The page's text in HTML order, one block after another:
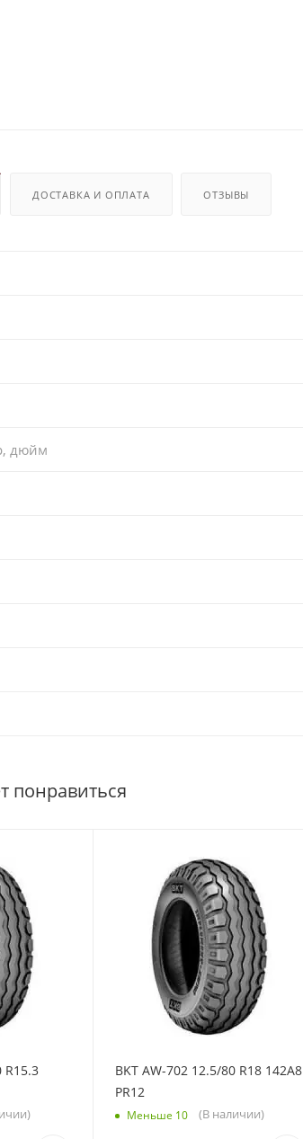
ДОСТАВКА И ОПЛАТА ОТЗЫВЫ
дюйм
понравиться
R15.3
BKT AW-702 12.5/80 R18 142A8
PR12
Меньше 10 (В наличии)